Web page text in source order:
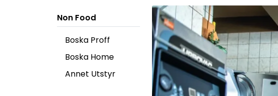
Non Food
Boska Proff
Boska Home
Annet Utstyr